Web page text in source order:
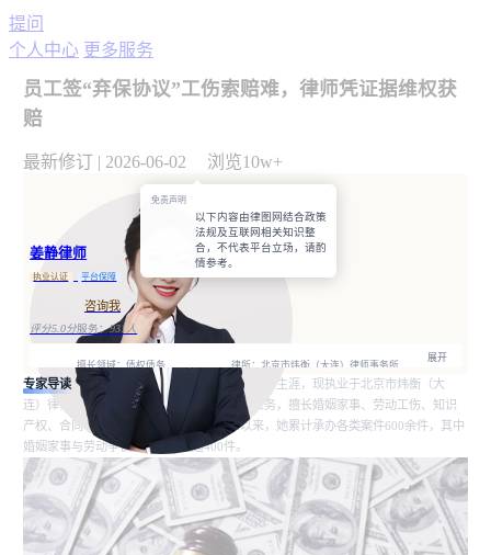
提问
个人中心 更多服务
员工签“弃保协议”工伤索赔难，律师凭证据维权获
赔
最新修订 | 2026-06-02
免责声明
以下内容由律图网结合政策
法规及互联网相关知识整
合，不代表平台立场，请酌
情参考。
浏览10w+
姜静律师
执业认证 平台保障
咨询我
评分5.0分服务：931人
擅长领域：债权债务
律所：北京市炜衡（大连）律师事务所
执业证号：
12102202311628184
电话：15841158739
律师优势：办过大案,丰富的专业经验;
展开
专家导读
姜静律师自2021年开启法律职业实习生涯，现执业于北京市炜衡（大
连）律师事务所，专注于民商事诉讼与仲裁业务，擅长婚姻家事、劳动工伤、知识
产权、合同事务、刑事辩护等领域。执业以来，她累计承办各类案件600余件，其中
婚姻家事与劳动争议案件办理量超400件。